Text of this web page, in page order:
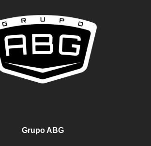
Grupo ABG